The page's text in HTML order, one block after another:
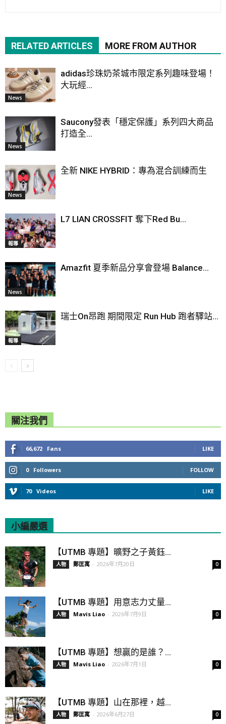
RELATED ARTICLES MORE FROM AUTHOR
News
adidas珍珠奶茶城市限定系列趣味登場！
大玩經...
News
Saucony發表「穩定保護」系列四大商品
打造全...
News
全新 NIKE HYBRID：專為混合訓練而生
報導
L7 LIAN CROSSFIT 奪下Red Bu...
News
Amazfit 夏季新品分享會登場 Balance...
報導
瑞士On昂跑 期間限定 Run Hub 跑者驛站...
關注我們
66,672 Fans LIKE
0 Followers FOLLOW
70 Videos LIKE
小編嚴選
【UTMB 專題】曠野之子黃鈺...
人物 鄭匡寓 - 2026年7月20日 0
【UTMB 專題】用意志力丈量...
人物 Mavis Liao - 2026年7月9日 0
【UTMB 專題】想贏的是誰？...
人物 Mavis Liao - 2026年7月1日 0
【UTMB 專題】山在那裡，越...
人物 鄭匡寓 - 2026年6月27日 0